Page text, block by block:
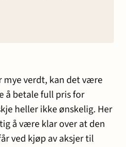
mye verdt, kan det være
å betale full pris for
heller ikke ønskelig. Her
å være klar over at den
ved kjøp av aksjer til